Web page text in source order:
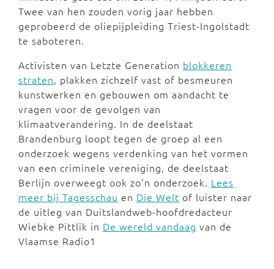
Twee van hen zouden vorig jaar hebben
geprobeerd de oliepijpleiding Triest-Ingolstadt
te saboteren.
Activisten van Letzte Generation blokkeren
straten, plakken zichzelf vast of besmeuren
kunstwerken en gebouwen om aandacht te
vragen voor de gevolgen van
klimaatverandering. In de deelstaat
Brandenburg loopt tegen de groep al een
onderzoek wegens verdenking van het vormen
van een criminele vereniging, de deelstaat
Berlijn overweegt ook zo'n onderzoek. Lees
meer bij Tagesschau en Die Welt of luister naar
de uitleg van Duitslandweb-hoofdredacteur
Wiebke Pittlik in De wereld vandaag van de
Vlaamse Radio1